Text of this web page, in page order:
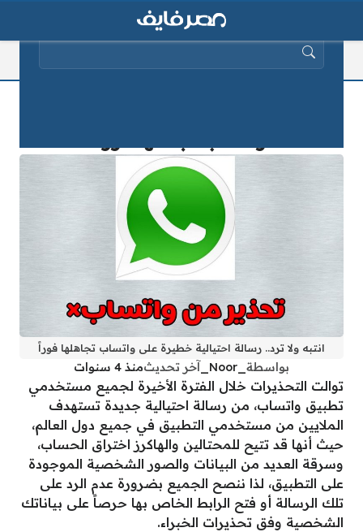
انتبه ولا ترد.. رسالة احتيالية خطيرة على واتساب تجاهلها فوراً
بواسطة آخر تحديثمنذ 4 سنوات
توالت التحذيرات خلال الفترة الأخيرة لجميع مستخدمي
تطبيق واتساب، من رسالة احتيالية جديدة تستهدف
الملايين من مستخدمي التطبيق في جميع دول العالم،
حيث أنها قد تتيح للمحتالين والهاكرز اختراق الحساب،
وسرقة العديد من البيانات والصور الشخصية الموجودة
على التطبيق، لذا ننصح الجميع بضرورة عدم الرد على
تلك الرسالة أو فتح الرابط الخاص بها حرصاً على بياناتك
الشخصية وفق تحذيرات الخبراء.
البحث عن: